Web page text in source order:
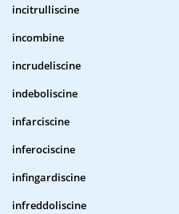
incitrulliscine
incombine
incrudeliscine
indeboliscine
infarciscine
inferociscine
infingardiscine
infreddoliscine